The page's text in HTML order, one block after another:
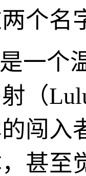
个名
是一
（
闯入
甚至